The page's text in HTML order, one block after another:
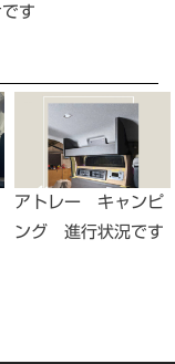
す
アトレー キャンピ
ング 進行状況です